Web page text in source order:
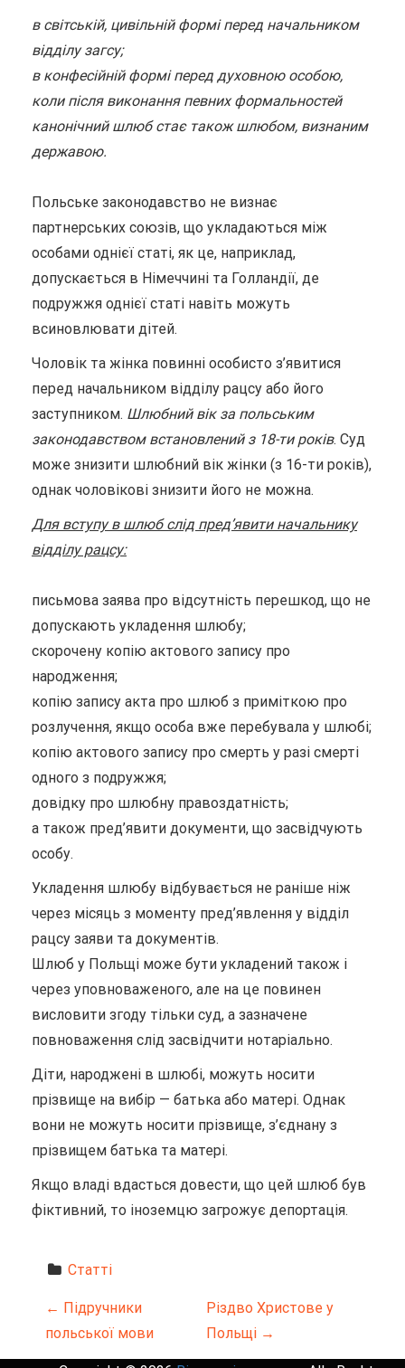
в світській, цивільній формі перед начальником
відділу загсу;
в конфесійній формі перед духовною особою,
коли після виконання певних формальностей
канонічний шлюб стає також шлюбом, визнаним
державою.
Польське законодавство не визнає
партнерських союзів, що укладаються між
особами однієї статі, як це, наприклад,
допускається в Німеччині та Голландії, де
подружжя однієї статі навіть можуть
всиновлювати дітей.
Чоловік та жінка повинні особисто з’явитися
перед начальником відділу рацсу або його
заступником. Шлюбний вік за польським
законодавством встановлений з 18-ти років. Суд
може знизити шлюбний вік жінки (з 16-ти років),
однак чоловікові знизити його не можна.
Для вступу в шлюб слід пред’явити начальнику
відділу рацсу:
письмова заява про відсутність перешкод, що не
допускають укладення шлюбу;
скорочену копію актового запису про
народження;
копію запису акта про шлюб з приміткою про
розлучення, якщо особа вже перебувала у шлюбі;
копію актового запису про смерть у разі смерті
одного з подружжя;
довідку про шлюбну правоздатність;
а також пред’явити документи, що засвідчують
особу.
Укладення шлюбу відбувається не раніше ніж
через місяць з моменту пред’явлення у відділ
рацсу заяви та документів.
Шлюб у Польщі може бути укладений також і
через уповноваженого, але на це повинен
висловити згоду тільки суд, а зазначене
повноваження слід засвідчити нотаріально.
Діти, народжені в шлюбі, можуть носити
прізвище на вибір — батька або матері. Однак
вони не можуть носити прізвище, з’єднану з
прізвищем батька та матері.
Якщо владі вдасться довести, що цей шлюб був
фіктивний, то іноземцю загрожує депортація.
Статті
Н
а
← Підручники
польської мови
Різдво Христове у
Польщі →